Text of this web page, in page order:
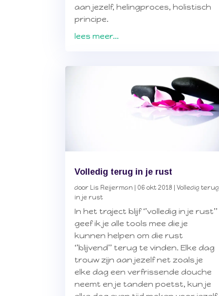
aan jezelf, helingproces, holistisch
principe.
lees meer...
Volledig terug in je rust
door Lis Reijerman 06 okt 2018 |Volledig terug
in je rust
In het traject blijf ‘’volledig in je rust’’
geef ik je alle tools mee die je
kunnen helpen om die rust
‘’blijvend’’ terug te vinden. Elke dag
trouw zijn aan jezelf net zoals je
elke dag een verfrissende douche
neemt en je tanden poetst, kun je